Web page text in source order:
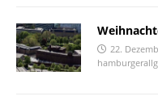
22.